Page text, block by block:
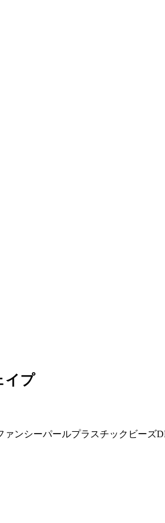
イプ
ンシーパールプラスチックビーズ